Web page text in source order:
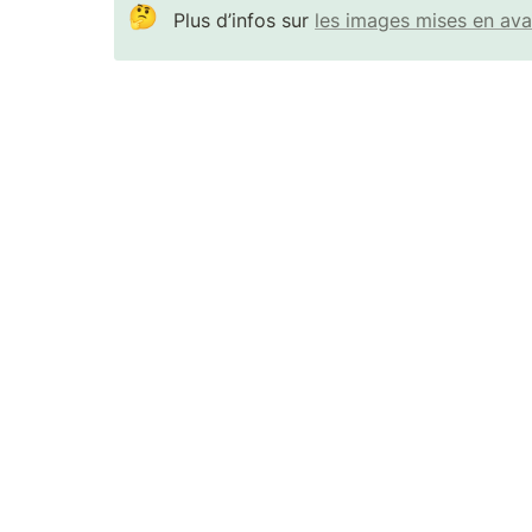
🤔 Plus d’infos sur les images mises en